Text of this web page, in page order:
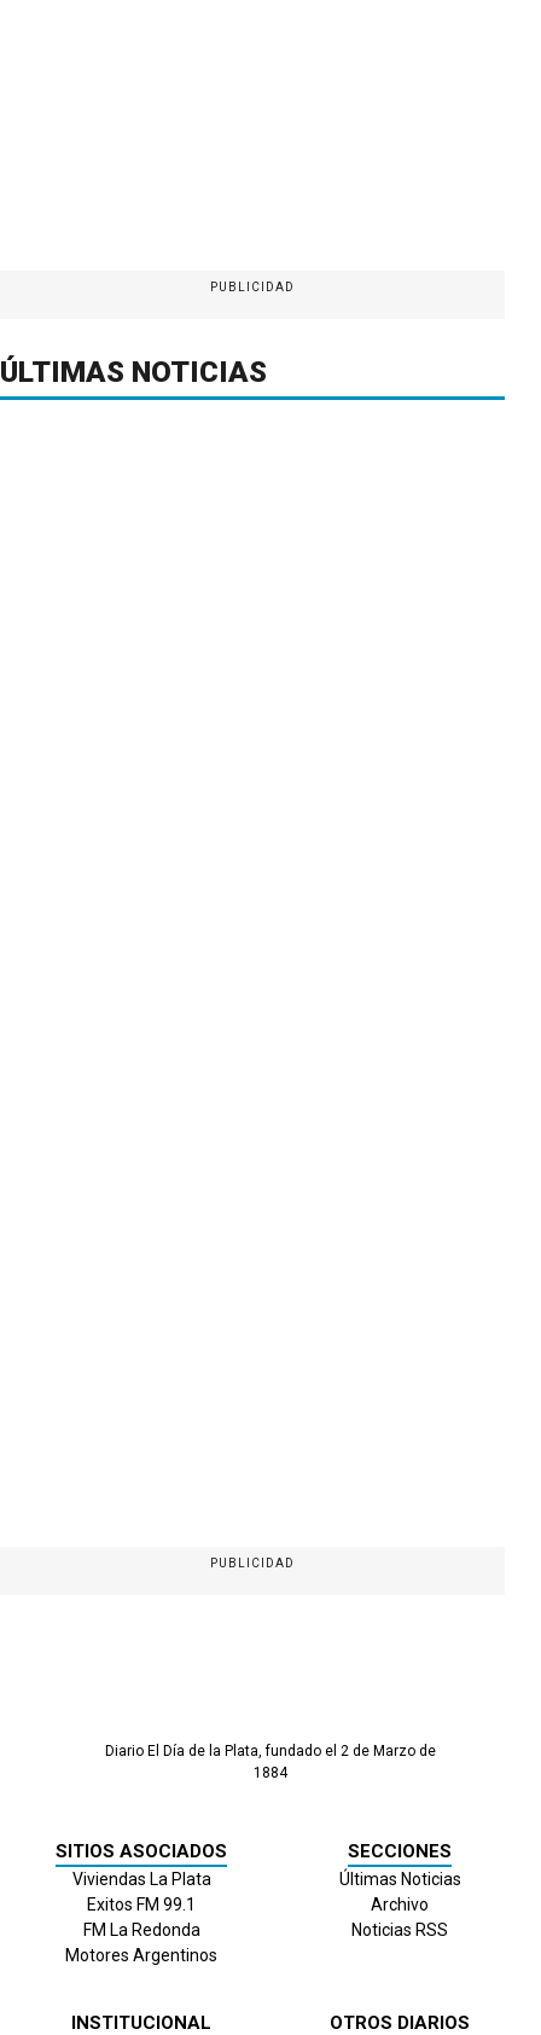
PUBLICIDAD
ÚLTIMAS NOTICIAS
PUBLICIDAD
Diario El Día de la Plata, fundado el 2 de Marzo de
1884
SITIOS ASOCIADOS
Viviendas La Plata
Exitos FM 99.1
FM La Redonda
Motores Argentinos
SECCIONES
Últimas Noticias
Archivo
Noticias RSS
INSTITUCIONAL OTROS DIARIOS